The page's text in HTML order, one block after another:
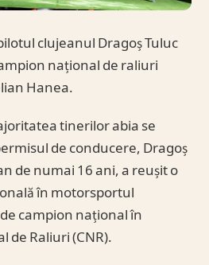
clujeanul Dragoș Tuluc
național de raliuri
Hanea.
tinerilor abia se
de conducere, Dragoș
de numai 16 ani, a reușit o
în motorsportul
campion național în
de Raliuri (CNR).